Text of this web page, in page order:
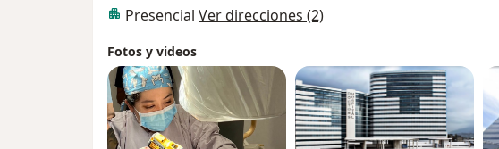
Presencial Ver direcciones (2)
Fotos y videos